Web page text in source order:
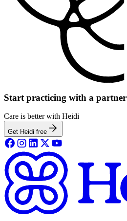
Start practicing with a partner
Care is better with Heidi
Get Heidi free